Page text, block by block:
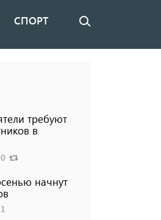
СПОРТ Поиск
требуют
в
начнут